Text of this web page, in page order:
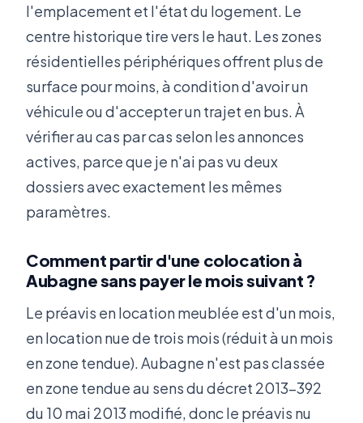
l'emplacement et l'état du logement. Le
centre historique tire vers le haut. Les zones
résidentielles périphériques offrent plus de
surface pour moins, à condition d'avoir un
véhicule ou d'accepter un trajet en bus. À
vérifier au cas par cas selon les annonces
actives, parce que je n'ai pas vu deux
dossiers avec exactement les mêmes
paramètres.
Comment partir d'une colocation à
Aubagne sans payer le mois suivant ?
Le préavis en location meublée est d'un mois,
en location nue de trois mois (réduit à un mois
en zone tendue). Aubagne n'est pas classée
en zone tendue au sens du décret 2013-392
du 10 mai 2013 modifié, donc le préavis nu